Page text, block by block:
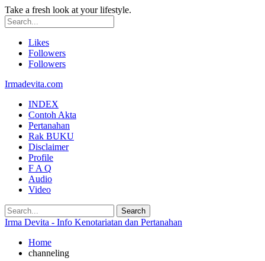
Take a fresh look at your lifestyle.
Likes
Followers
Followers
Irmadevita.com
INDEX
Contoh Akta
Pertanahan
Rak BUKU
Disclaimer
Profile
F A Q
Audio
Video
Irma Devita - Info Kenotariatan dan Pertanahan
Home
channeling